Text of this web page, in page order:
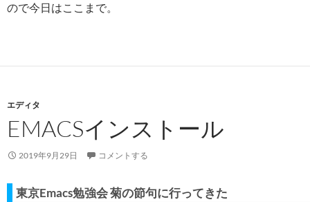
ので今日はここまで。
エディタ
EMACSインストール
2019年9月29日 コメントする
東京Emacs勉強会 菊の節句に行ってきた